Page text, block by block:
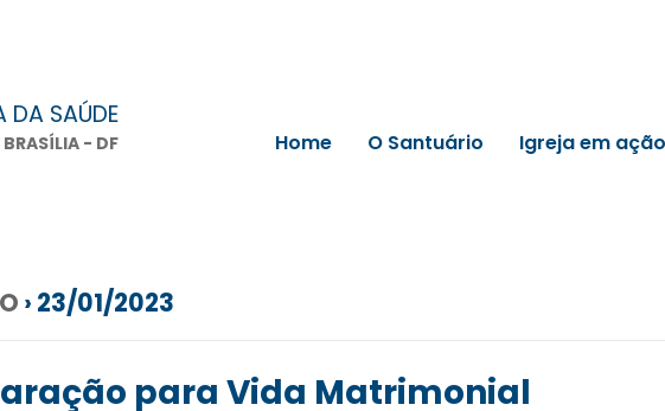
DA SAÚDE
BRASÍLIA - DF Home O Santuário Igreja em ação
› 23/01/2023
para Vida Matrimonial